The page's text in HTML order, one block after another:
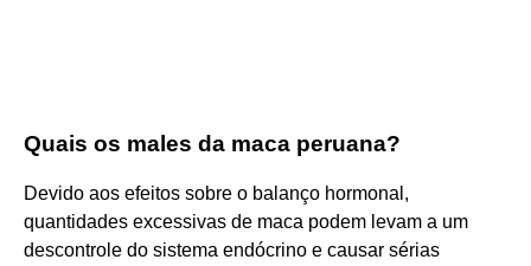
Quais os males da maca peruana?
Devido aos efeitos sobre o balanço hormonal,
quantidades excessivas de maca podem levam a um
descontrole do sistema endócrino e causar sérias